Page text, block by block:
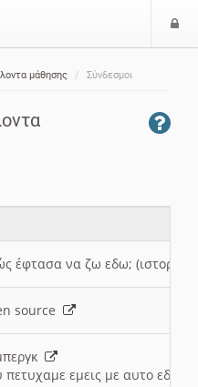
μάθησης Σύνδεσμοι
έφτασα να ζω εδω; (ιστορια)
source
πετυχαμε εμεις με αυτο εδω